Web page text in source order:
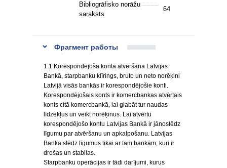
Bibliogrāfisko norāžu
saraksts
64
Фрагмент работы
1.1 Korespondējošā konta atvēršana Latvijas
Bankā, starpbanku klīrings, bruto un neto norēķini
Latvijā visās bankās ir korespondējošie konti.
Korespondējošais konts ir komercbankas atvērtais
konts citā komercbankā, lai glabāt tur naudas
līdzekļus un veikt norēķinus. Lai atvērtu
korespondējošo kontu Latvijas Bankā ir jānoslēdz
līgumu par atvēršanu un apkalpošanu. Latvijas
Banka slēdz līgumus tikai ar tam bankām, kuri ir
drošas un stabilas.
Starpbanku operācijas ir tādi darījumi, kurus